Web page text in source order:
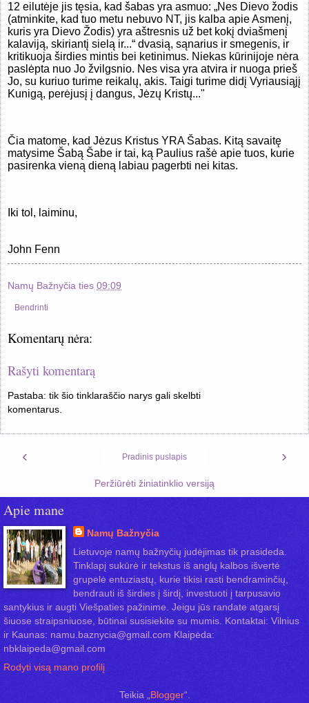
12 eilutėje jis tęsia, kad šabas yra asmuo: „Nes Dievo žodis
(atminkite, kad tuo metu nebuvo NT, jis kalba apie Asmenį,
kuris yra Dievo Žodis) yra aštresnis už bet kokį dviašmenį
kalaviją, skiriantį sielą ir...“ dvasią, sąnarius ir smegenis, ir
kritikuoja širdies mintis bei ketinimus. Niekas kūrinijoje nėra
paslėpta nuo Jo žvilgsnio. Nes visa yra atvira ir nuoga prieš
Jo, su kuriuo turime reikalų, akis. Taigi turime didį Vyriausiąjį
Kunigą, perėjusį į dangus, Jėzų Kristų..."
Čia matome, kad Jėzus Kristus YRA Šabas. Kitą savaitę
matysime Šabą Šabe ir tai, ką Paulius rašė apie tuos, kurie
pasirenka vieną dieną labiau pagerbti nei kitas.
Iki tol, laiminu,
John Fenn
Namų Bažnyčia ties 09:09
Bendrinti
Komentarų nėra:
Rašyti komentarą
Pastaba: tik šio tinklaraščio narys gali skelbti
komentarus.
‹ ›
Pradinis puslapis
Peržiūrėti žiniatinklio versiją
Apie mane
Namų Bažnyčia
Lietuvoje namų bažnyčių judėjimas tik prasideda.
Tinklapį sukūrė ir tekstus iš anglų kalbos išvertė
grupelė entuziastų, kurie tikisi rasti bendraminčių,
bendrauti iš širdies į širdį, investuoti į tarpusavio
santykius ir augti Viešpaties pažinime. Jeigu jūs randate atgarsį
šiuose straipsniuose, būtinai susisiekite su mumis. Kontaktai: Vilnius
ir Kaunas: namu.baznycia@gmail.com Klaipėda:
nbklaipeda@gmail.com
Rodyti visą mano profilį
Teikia „ Blogger“.